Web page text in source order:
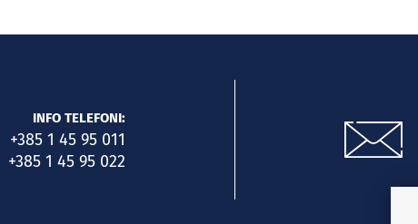
INFO TELEFONI:
+385 1 45 95 011
+385 1 45 95 022